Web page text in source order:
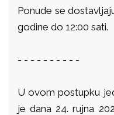
Ponude se
godine do 12:00 sati.
- - - - - - - - - -
U ovom postupku
je dana 24. rujna